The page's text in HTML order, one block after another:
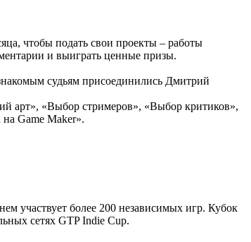
чтобы подать свои проекты – работы
и выиграть ценные призы.
судьям присоединились Дмитрий
арт», «Выбор стримеров», «Выбор критиков»,
Game Maker».
участвует более 200 независимых игр. Кубок
сетях GTP Indie Cup.